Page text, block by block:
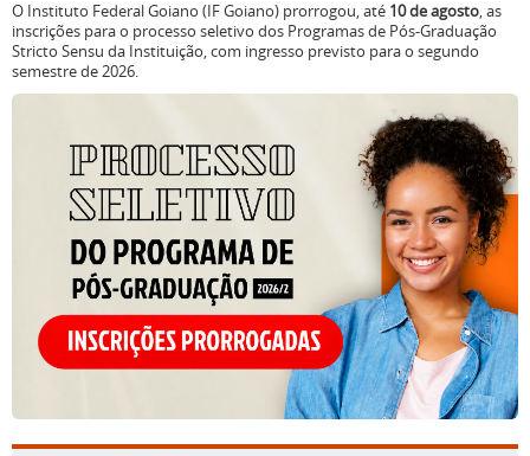
O Instituto Federal Goiano (IF Goiano) prorrogou, até 10 de agosto, as
inscrições para o processo seletivo dos Programas de Pós-Graduação
Stricto Sensu da Instituição, com ingresso previsto para o segundo
semestre de 2026.